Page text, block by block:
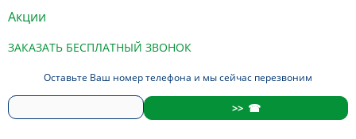
Акции
ЗАКАЗАТЬ БЕСПЛАТНЫЙ ЗВОНОК
Оставьте Ваш номер телефона и мы сейчас перезвоним